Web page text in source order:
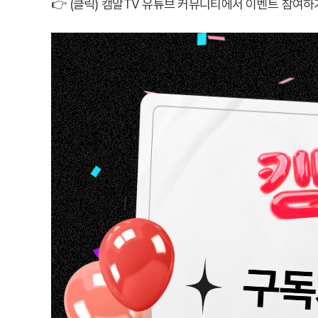
👉(클릭) 캠알TV 유튜브 커뮤니티에서 이벤트 참여하